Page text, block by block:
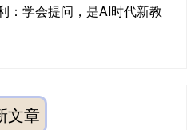
：学会提问，是AI时代新教
文章